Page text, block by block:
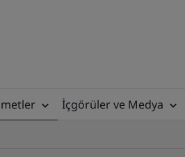
İçgörüler ve Medya